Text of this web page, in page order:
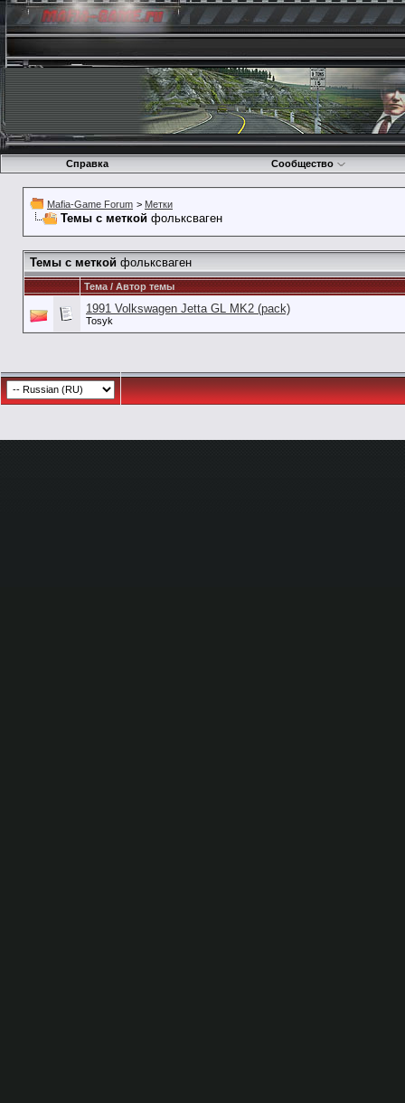
Справка Сообщество
Mafia-Game Forum > Метки
Темы с меткой фольксваген
Темы с меткой фольксваген
Тема / Автор темы
1991 Volkswagen Jetta GL MK2 (pack)
Tosyk